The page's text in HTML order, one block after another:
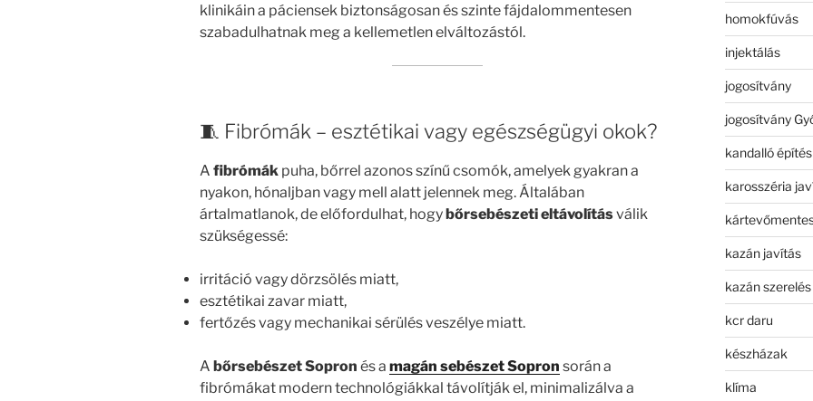
klinikáin a páciensek biztonságosan és szinte fájdalommentesen
szabadulhatnak meg a kellemetlen elváltozástól.
🧵 Fibrómák – esztétikai vagy egészségügyi okok?
A fibrómák puha, bőrrel azonos színű csomók, amelyek gyakran a
nyakon, hónaljban vagy mell alatt jelennek meg. Általában
ártalmatlanok, de előfordulhat, hogybőrsebészeti eltávolításválik
szükségessé:
irritáció vagy dörzsölés miatt,
esztétikai zavar miatt,
fertőzés vagy mechanikai sérülés veszélye miatt.
A bőrsebészet Sopron és a magán sebészet Sopron során a
fibrómákat modern technológiákkal távolítják el, minimalizálva a
homokfúvás
injektálás
jogosítvány
jogosítvány
kandalló építés
karosszéria
kazán javítás
kazán szerelés
kcr daru
készházak
klíma